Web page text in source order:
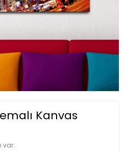
Kanvas
var.